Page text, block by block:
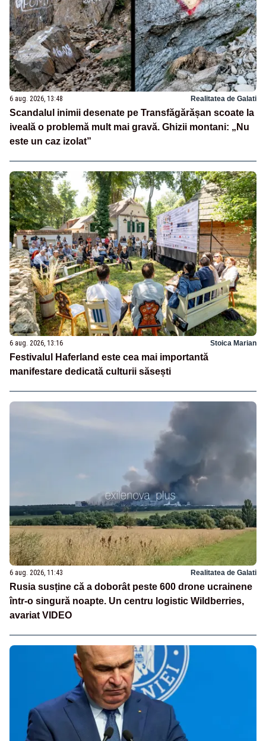
6 aug. 2026, 13:48 Realitatea de Galati
Scandalul inimii desenate pe Transfăgărășan scoate la
iveală o problemă mult mai gravă. Ghizii montani: „Nu
este un caz izolat”
6 aug. 2026, 13:16 Stoica Marian
Festivalul Haferland este cea mai importantă
manifestare dedicată culturii săsești
6 aug. 2026, 11:43 Realitatea de Galati
Rusia susține că a doborât peste 600 drone ucrainene
într-o singură noapte. Un centru logistic Wildberries,
avariat VIDEO